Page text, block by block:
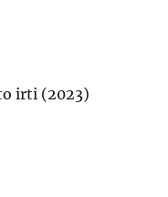
irti (2023)